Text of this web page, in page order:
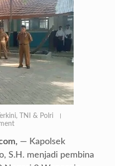
Terkini,
TNI & Polri
— Kapolsek
S.H. menjadi pembina